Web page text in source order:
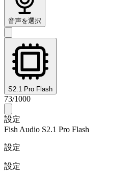
音声を選択
S2.1 Pro Flash
73/1000
設定
Fish Audio S2.1 Pro Flash
設定
設定